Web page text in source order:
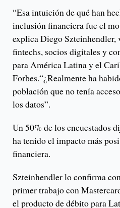
“Esa intuición de qué han
inclusión financiera fue el
explica Diego Szteinhendler,
fintechs, socios digitales y
para América Latina y el
Forbes.“¿Realmente ha
población que no tenía
los datos”.
Un 50% de los encuestados
ha tenido el impacto más
financiera.
Szteinhendler lo confirma
primer trabajo con
el producto de débito para